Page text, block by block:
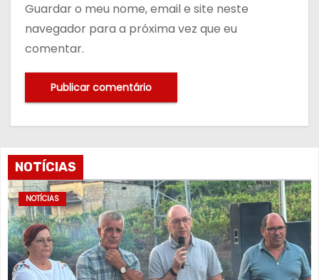
Guardar o meu nome, email e site neste
navegador para a próxima vez que eu
comentar.
NOTÍCIAS
NOTÍCIAS